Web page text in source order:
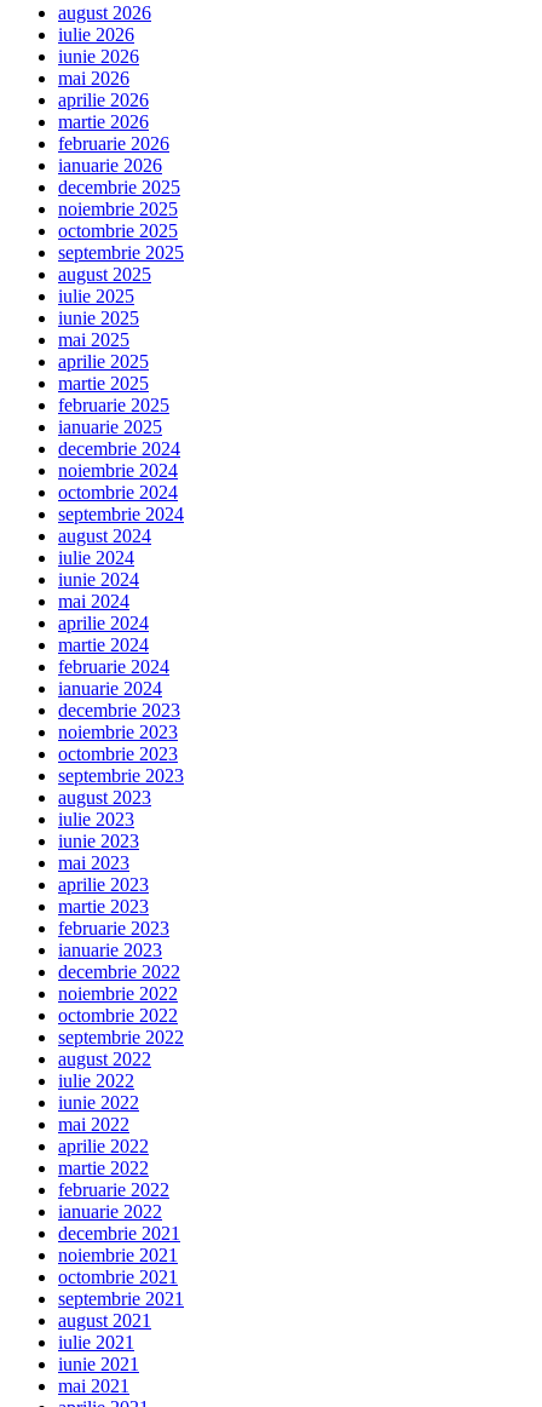
august 2026
iulie 2026
iunie 2026
mai 2026
aprilie 2026
martie 2026
februarie 2026
ianuarie 2026
decembrie 2025
noiembrie 2025
octombrie 2025
septembrie 2025
august 2025
iulie 2025
iunie 2025
mai 2025
aprilie 2025
martie 2025
februarie 2025
ianuarie 2025
decembrie 2024
noiembrie 2024
octombrie 2024
septembrie 2024
august 2024
iulie 2024
iunie 2024
mai 2024
aprilie 2024
martie 2024
februarie 2024
ianuarie 2024
decembrie 2023
noiembrie 2023
octombrie 2023
septembrie 2023
august 2023
iulie 2023
iunie 2023
mai 2023
aprilie 2023
martie 2023
februarie 2023
ianuarie 2023
decembrie 2022
noiembrie 2022
octombrie 2022
septembrie 2022
august 2022
iulie 2022
iunie 2022
mai 2022
aprilie 2022
martie 2022
februarie 2022
ianuarie 2022
decembrie 2021
noiembrie 2021
octombrie 2021
septembrie 2021
august 2021
iulie 2021
iunie 2021
mai 2021